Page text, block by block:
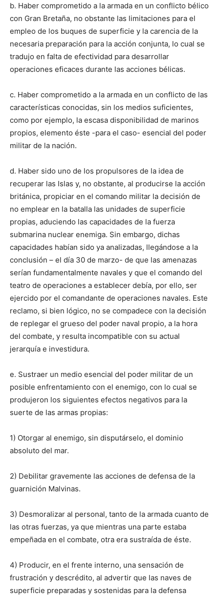
b. Haber comprometido a la armada en un conflicto bélico
con Gran Bretaña, no obstante las limitaciones para el
empleo de los buques de superficie y la carencia de la
necesaria preparación para la acción conjunta, lo cual se
tradujo en falta de efectividad para desarrollar
operaciones eficaces durante las acciones bélicas.
c. Haber comprometido a la armada en un conflicto de las
características conocidas, sin los medios suficientes,
como por ejemplo, la escasa disponibilidad de marinos
propios, elemento éste -para el caso- esencial del poder
militar de la nación.
d. Haber sido uno de los propulsores de la idea de
recuperar las Islas y, no obstante, al producirse la acción
británica, propiciar en el comando militar la decisión de
no emplear en la batalla las unidades de superficie
propias, aduciendo las capacidades de la fuerza
submarina nuclear enemiga. Sin embargo, dichas
capacidades habían sido ya analizadas, llegándose a la
conclusión – el día 30 de marzo- de que las amenazas
serían fundamentalmente navales y que el comando del
teatro de operaciones a establecer debía, por ello, ser
ejercido por el comandante de operaciones navales. Este
reclamo, si bien lógico, no se compadece con la decisión
de replegar el grueso del poder naval propio, a la hora
del combate, y resulta incompatible con su actual
jerarquía e investidura.
e. Sustraer un medio esencial del poder militar de un
posible enfrentamiento con el enemigo, con lo cual se
produjeron los siguientes efectos negativos para la
suerte de las armas propias:
1) Otorgar al enemigo, sin disputárselo, el dominio
absoluto del mar.
2) Debilitar gravemente las acciones de defensa de la
guarnición Malvinas.
3) Desmoralizar al personal, tanto de la armada cuanto de
las otras fuerzas, ya que mientras una parte estaba
empeñada en el combate, otra era sustraída de éste.
4) Producir, en el frente interno, una sensación de
frustración y descrédito, al advertir que las naves de
superficie preparadas y sostenidas para la defensa